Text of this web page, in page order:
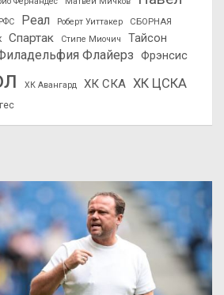
РФС Реал Роберт Уиттакер
СБОРНАЯ
Спартак Стипе Миочич
Тайсон
Флайерз Фрэнсис
ХК Авангард ХК СКА ХК ЦСКА